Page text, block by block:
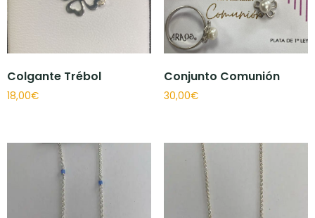
Colgante Trébol
18,00€
Conjunto Comunión
30,00€